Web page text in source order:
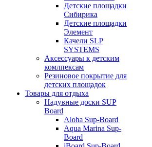
Детские площадки
Сибирика
Детские площадки
Элемент
Качели SLP
SYSTEMS
Аксессуары к детским
комлпексам
Резиновое покрытие для
детских площадок
Товары для отдыха
Надувные доски SUP
Board
Aloha Sup-Board
Aqua Marina Sup-
Board